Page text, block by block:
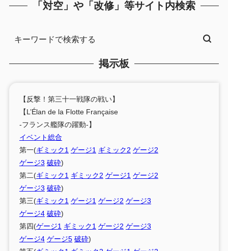
「対空」や「改修」等サイト内検索
掲示板
【反撃！第三十一戦隊の戦い】
【L’Élan de la Flotte Française
-フランス艦隊の躍動-】
イベント総合
第一(ギミック1 ゲージ1 ギミック2 ゲージ2
ゲージ3 破砕)
第二(ギミック1 ギミック2 ゲージ1 ゲージ2
ゲージ3 破砕)
第三(ギミック1 ゲージ1 ゲージ2 ゲージ3
ゲージ4 破砕)
第四(ゲージ1 ギミック1 ゲージ2 ゲージ3
ゲージ4 ゲージ5 破砕)